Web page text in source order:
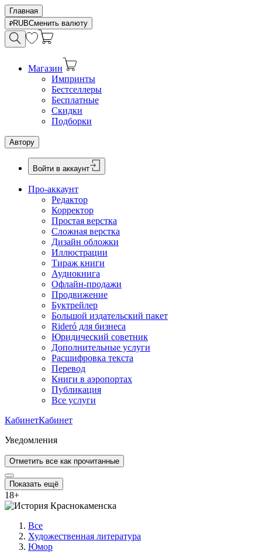
Главная
RUBСменить валюту
Магазин
Импринты
Бестселлеры
Бесплатные
Скидки
Подборки
Автору
Войти в аккаунт
Про-аккаунт
Редактор
Корректор
Простая верстка
Сложная верстка
Дизайн обложки
Иллюстрации
Тираж книги
Аудиокнига
Офлайн-продажи
Продвижение
Буктрейлер
Большой издательский пакет
Rideró для бизнеса
Юридический советник
Дополнительные услуги
Расшифровка текста
Перевод
Книги в аэропортах
Публикация
Все услуги
КабинетКабинет
Уведомления
Отметить все как прочитанные
Показать ещё
18+
Все
Художественная литература
Юмор